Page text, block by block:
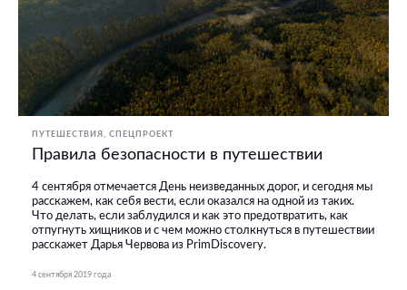
ПУТЕШЕСТВИЯ СПЕЦПРОЕКТ
Правила безопасности в путешествии
4 сентября отмечается День неизведанных дорог, и сегодня мы
расскажем, как себя вести, если оказался на одной из таких.
Что делать, если заблудился и как это предотвратить, как
отпугнуть хищников и с чем можно столкнуться в путешествии
расскажет Дарья Червова из PrimDiscovery.
4 сентября 2019 года